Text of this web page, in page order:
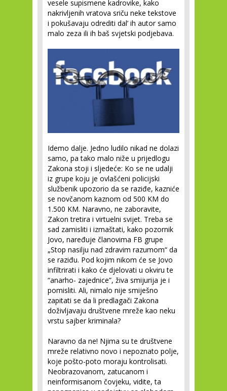
vesele supismene kadrovike, kako
nakrivljenih vratova sriču neke tekstove
i pokušavaju odrediti dal’ ih autor samo
malo zeza ili ih baš svjetski podjebava.
Idemo dalje. Jedno ludilo nikad ne dolazi
samo, pa tako malo niže u prijedlogu
Zakona stoji i sljedeće: Ko se ne udalji
iz grupe koju je ovlašćeni policijski
službenik upozorio da se raziđe, kazniće
se novčanom kaznom od 500 KM do
1.500 KM. Naravno, ne zaboravite,
Zakon tretira i virtuelni svijet. Treba se
sad zamisliti i izmaštati, kako pozornik
Jovo, naređuje članovima FB grupe
„Stop nasilju nad zdravim razumom“ da
se raziđu. Pod kojim nikom će se Jovo
infiltrirati i kako će djelovati u okviru te
“anarho- zajednice”, živa smijurija je i
pomisliti. Ali, nimalo nije smiješno
zapitati se da li predlagači Zakona
doživljavaju društvene mreže kao neku
vrstu sajber kriminala?
Naravno da ne! Njima su te društvene
mreže relativno novo i nepoznato polje,
koje pošto-poto moraju kontrolisati.
Neobrazovanom, zatucanom i
neinformisanom čovjeku, vidite, ta